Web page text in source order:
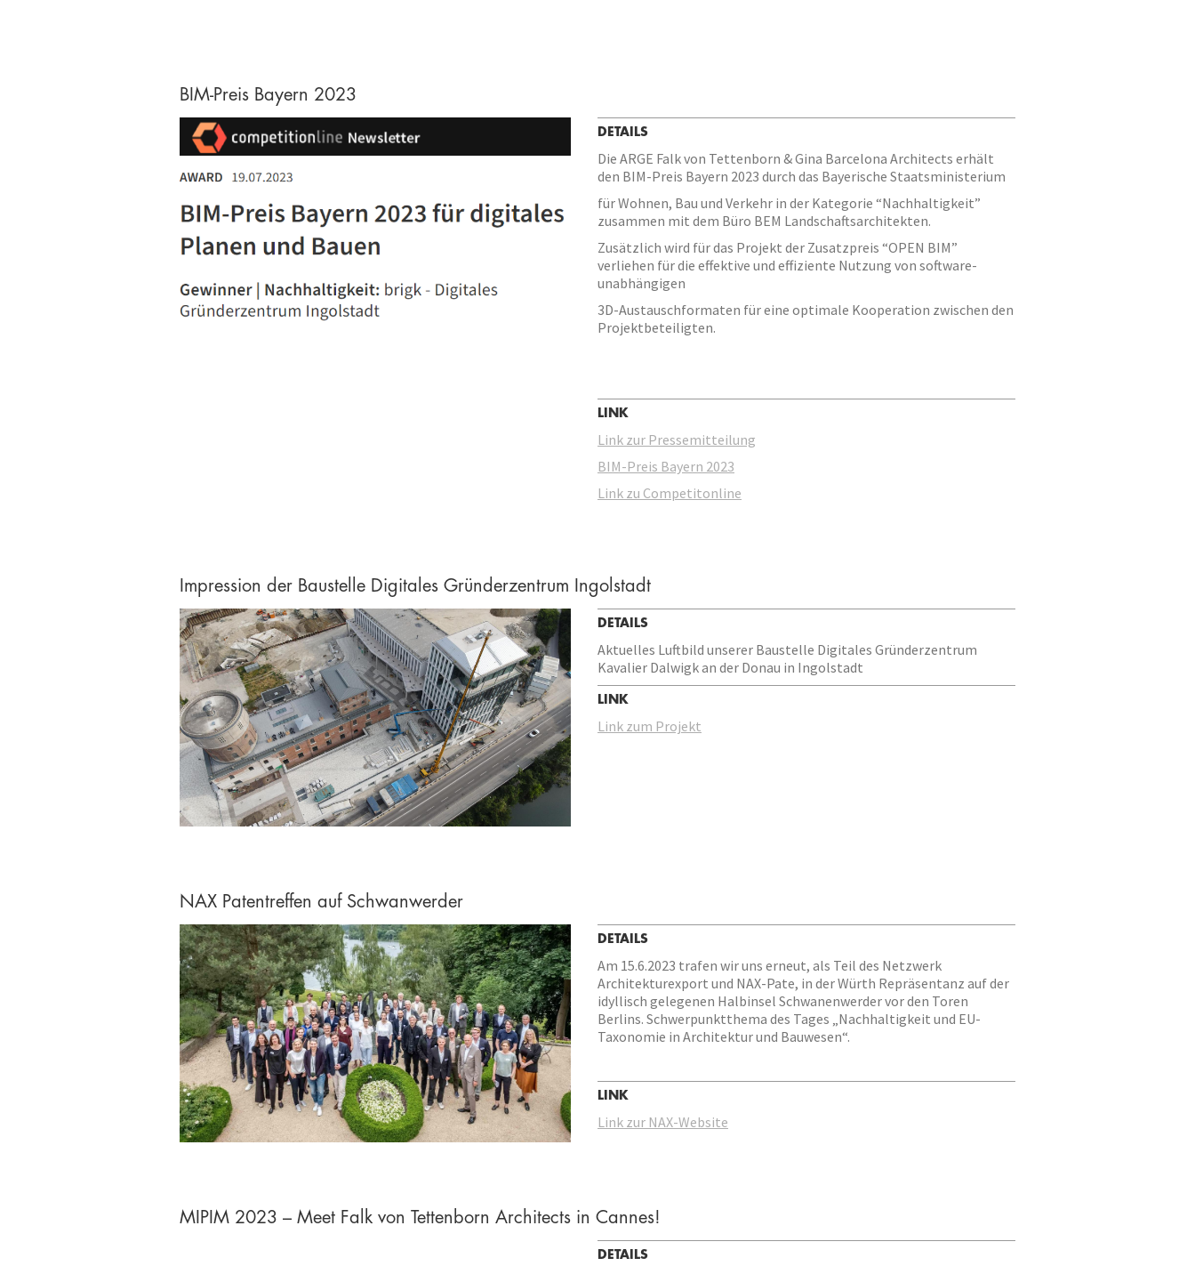
BIM-Preis Bayern 2023
DETAILS
Die ARGE Falk von Tettenborn & Gina Barcelona Architects erhält
den BIM-Preis Bayern 2023 durch das Bayerische Staatsministerium
für Wohnen, Bau und Verkehr in der Kategorie “Nachhaltigkeit”
zusammen mit dem Büro BEM Landschaftsarchitekten.
Zusätzlich wird für das Projekt der Zusatzpreis “OPEN BIM”
verliehen für die effektive und effiziente Nutzung von software-
unabhängigen
3D-Austauschformaten für eine optimale Kooperation zwischen den
Projektbeteiligten.
LINK
Link zur Pressemitteilung
BIM-Preis Bayern 2023
Link zu Competitonline
Impression der Baustelle Digitales Gründerzentrum Ingolstadt
DETAILS
Aktuelles Luftbild unserer Baustelle Digitales Gründerzentrum
Kavalier Dalwigk an der Donau in Ingolstadt
LINK
Link zum Projekt
NAX Patentreffen auf Schwanwerder
DETAILS
Am 15.6.2023 trafen wir uns erneut, als Teil des Netzwerk
Architekturexport und NAX-Pate, in der Würth Repräsentanz auf der
idyllisch gelegenen Halbinsel Schwanenwerder vor den Toren
Berlins. Schwerpunktthema des Tages „Nachhaltigkeit und EU-
Taxonomie in Architektur und Bauwesen“.
LINK
Link zur NAX-Website
MIPIM 2023 – Meet Falk von Tettenborn Architects in Cannes!
DETAILS